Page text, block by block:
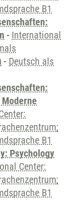
B1
- International
- Deutsch als
B1
Psychology
Center:
B1